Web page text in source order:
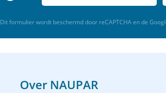
Dit formulier wordt beschermd door reCAPTCHA en de
Over NAUPAR